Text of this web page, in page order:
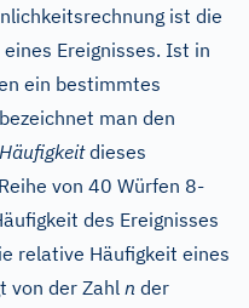
ist die
Ereignisses. Ist in
ein bestimmtes
man den
dieses
von 40 Würfen 8-
des Ereignisses
relative Häufigkeit eines
von der Zahl n der